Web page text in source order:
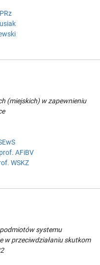
(miejskich) w zapewnieniu
AFiBV
WSKZ
systemu
w przeciwdziałaniu skutkom